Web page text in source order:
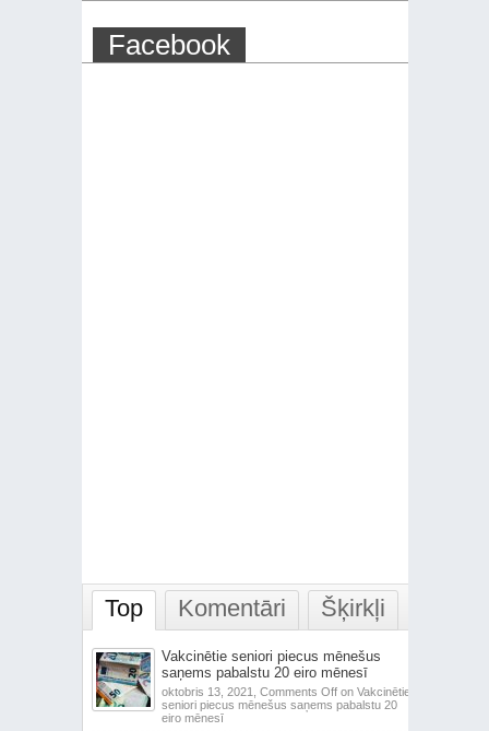
Facebook
Top Komentāri Šķirkļi
Vakcinētie seniori piecus mēnešus
saņems pabalstu 20 eiro mēnesī
oktobris 13, 2021, Comments Offon Vakcinētie
seniori piecus mēnešus saņems pabalstu 20
eiro mēnesī